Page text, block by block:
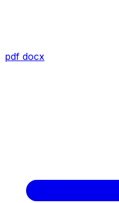
pdf docx